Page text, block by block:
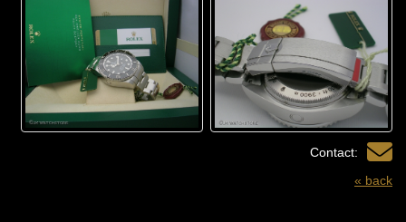
Contact:
« back